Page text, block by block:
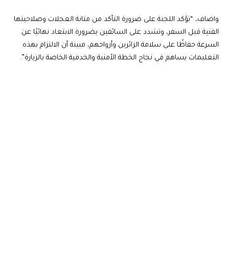
واضاف، “تؤكد اللجنة على ضرورة التأكد من متانة العجلات وصلاحيتها
الفنية قبل السفر، وتشدد على السائقين بضرورة الابتعاد نهائيًا عن
السرعة حفاظًا على سلامة الزائرين وأرواحهم، مبينة أن الالتزام بهذه
التعليمات يساهم في نجاح الخطة الأمنية والخدمية الخاصة بالزيارة”.